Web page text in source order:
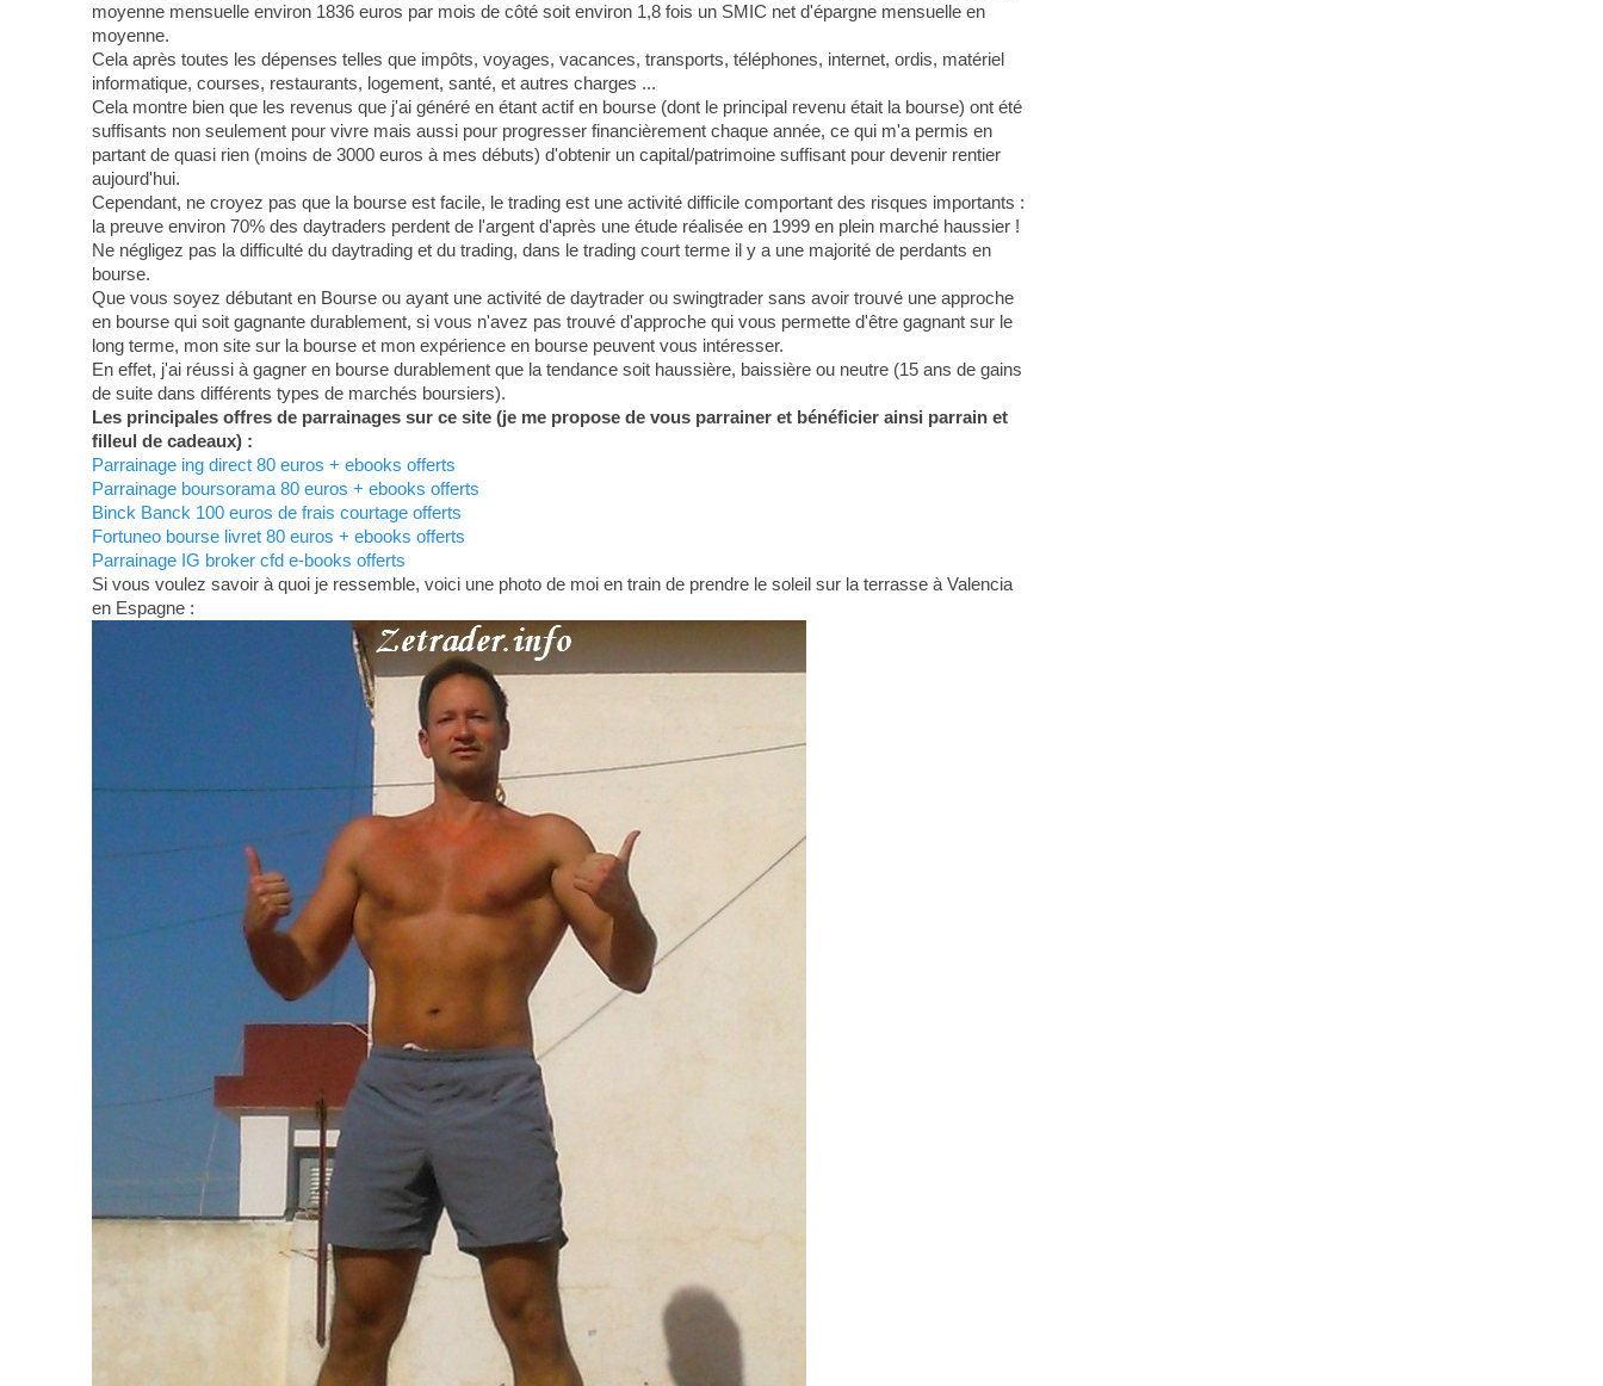
moyenne mensuelle environ 1836 euros par mois de côté soit environ 1,8 fois un SMIC net d'épargne mensuelle en
moyenne.
Cela après toutes les dépenses telles que impôts, voyages, vacances, transports, téléphones, internet, ordis, matériel
informatique, courses, restaurants, logement, santé, et autres charges ...
Cela montre bien que les revenus que j'ai généré en étant actif en bourse (dont le principal revenu était la bourse) ont été
suffisants non seulement pour vivre mais aussi pour progresser financièrement chaque année, ce qui m'a permis en
partant de quasi rien (moins de 3000 euros à mes débuts) d'obtenir un capital/patrimoine suffisant pour devenir rentier
aujourd'hui.
Cependant, ne croyez pas que la bourse est facile, le trading est une activité difficile comportant des risques importants :
la preuve environ 70% des daytraders perdent de l'argent d'après une étude réalisée en 1999 en plein marché haussier !
Ne négligez pas la difficulté du daytrading et du trading, dans le trading court terme il y a une majorité de perdants en
bourse.
Que vous soyez débutant en Bourse ou ayant une activité de daytrader ou swingtrader sans avoir trouvé une approche
en bourse qui soit gagnante durablement, si vous n'avez pas trouvé d'approche qui vous permette d'être gagnant sur le
long terme, mon site sur la bourse et mon expérience en bourse peuvent vous intéresser.
En effet, j'ai réussi à gagner en bourse durablement que la tendance soit haussière, baissière ou neutre (15 ans de gains
de suite dans différents types de marchés boursiers).
Les principales offres de parrainages sur ce site (je me propose de vous parrainer et bénéficier ainsi parrain et
filleul de cadeaux) :
Parrainage ing direct 80 euros + ebooks offerts
Parrainage boursorama 80 euros + ebooks offerts
Binck Banck 100 euros de frais courtage offerts
Fortuneo bourse livret 80 euros + ebooks offerts
Parrainage IG broker cfd e-books offerts
Si vous voulez savoir à quoi je ressemble, voici une photo de moi en train de prendre le soleil sur la terrasse à Valencia
en Espagne :